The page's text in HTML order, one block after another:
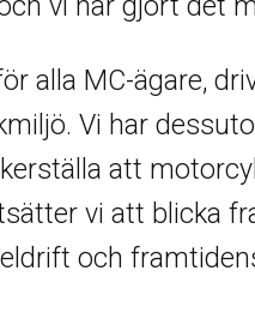
alla MC-ägare,
Vi har
att
vi att blicka
och